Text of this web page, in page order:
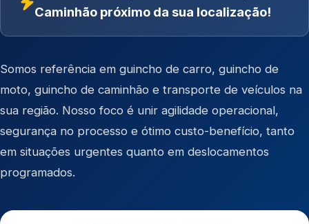
Caminhão próximo da sua localização!
Somos referência em guincho de carro, guincho de
moto, guincho de caminhão e transporte de veículos na
sua região. Nosso foco é unir agilidade operacional,
segurança no processo e ótimo custo-benefício, tanto
em situações urgentes quanto em deslocamentos
programados.